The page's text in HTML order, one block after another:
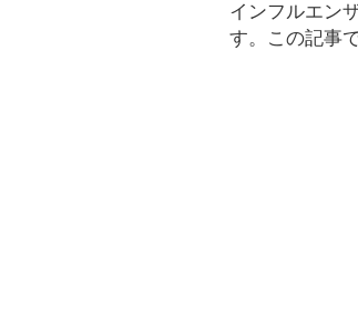
インフルエン
す。この記事